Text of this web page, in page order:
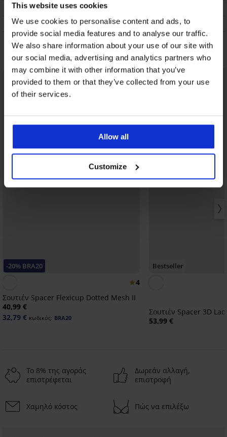
This website uses cookies
We use cookies to personalise content and ads, to
provide social media features and to analyse our traffic.
We also share information about your use of our site with
our social media, advertising and analytics partners who
may combine it with other information that you’ve
provided to them or that they’ve collected from your use
of their services.
Allow all
Customize
ΑΛΛΑΓΗ
ΣΥΝΤΗΡΗΣΗ ΚΑΙ ΠΛΥΣΗ
Μπορεί να σας αρέσει
-20% BRA20
4
Σουτιέν Spacer Flexicup Dotted Mesh II
40,99 €
32,79 € κωδικός: BRA20
Bestseller
Σουτιέν Spacer 3D
53,99 €
Το 8% της αγοράς
επιστρέφεται
Δωρεάν αλλαγή,
επιστροφή
Χαμηλό κόστος Πώς να επιλέξω